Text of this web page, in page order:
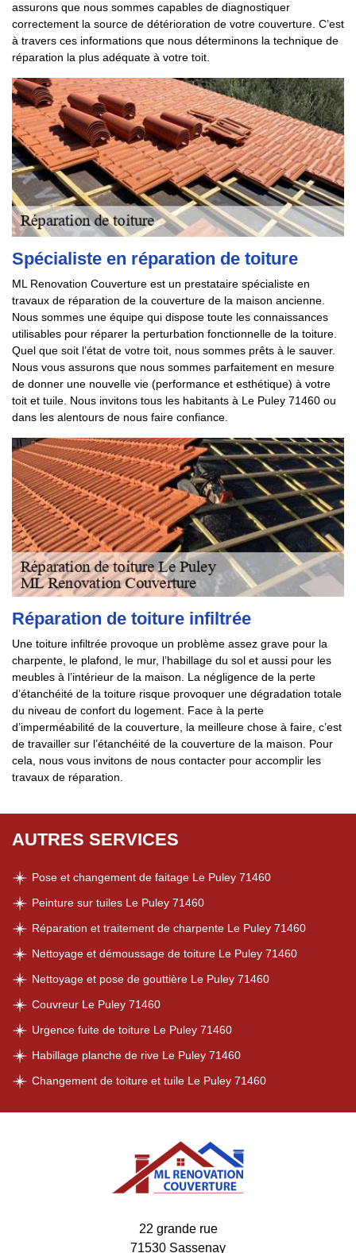
assurons que nous sommes capables de diagnostiquer
correctement la source de détérioration de votre couverture. C’est
à travers ces informations que nous déterminons la technique de
réparation la plus adéquate à votre toit.
Spécialiste en réparation de toiture
ML Renovation Couverture est un prestataire spécialiste en
travaux de réparation de la couverture de la maison ancienne.
Nous sommes une équipe qui dispose toute les connaissances
utilisables pour réparer la perturbation fonctionnelle de la toiture.
Quel que soit l’état de votre toit, nous sommes prêts à le sauver.
Nous vous assurons que nous sommes parfaitement en mesure
de donner une nouvelle vie (performance et esthétique) à votre
toit et tuile. Nous invitons tous les habitants à Le Puley 71460 ou
dans les alentours de nous faire confiance.
Réparation de toiture infiltrée
Une toiture infiltrée provoque un problème assez grave pour la
charpente, le plafond, le mur, l’habillage du sol et aussi pour les
meubles à l’intérieur de la maison. La négligence de la perte
d’étanchéité de la toiture risque provoquer une dégradation totale
du niveau de confort du logement. Face à la perte
d’imperméabilité de la couverture, la meilleure chose à faire, c’est
de travailler sur l’étanchéité de la couverture de la maison. Pour
cela, nous vous invitons de nous contacter pour accomplir les
travaux de réparation.
AUTRES SERVICES
Pose et changement de faitage Le Puley 71460
Peinture sur tuiles Le Puley 71460
Réparation et traitement de charpente Le Puley 71460
Nettoyage et démoussage de toiture Le Puley 71460
Nettoyage et pose de gouttière Le Puley 71460
Couvreur Le Puley 71460
Urgence fuite de toiture Le Puley 71460
Habillage planche de rive Le Puley 71460
Changement de toiture et tuile Le Puley 71460
22 grande rue
71530 Sassenay